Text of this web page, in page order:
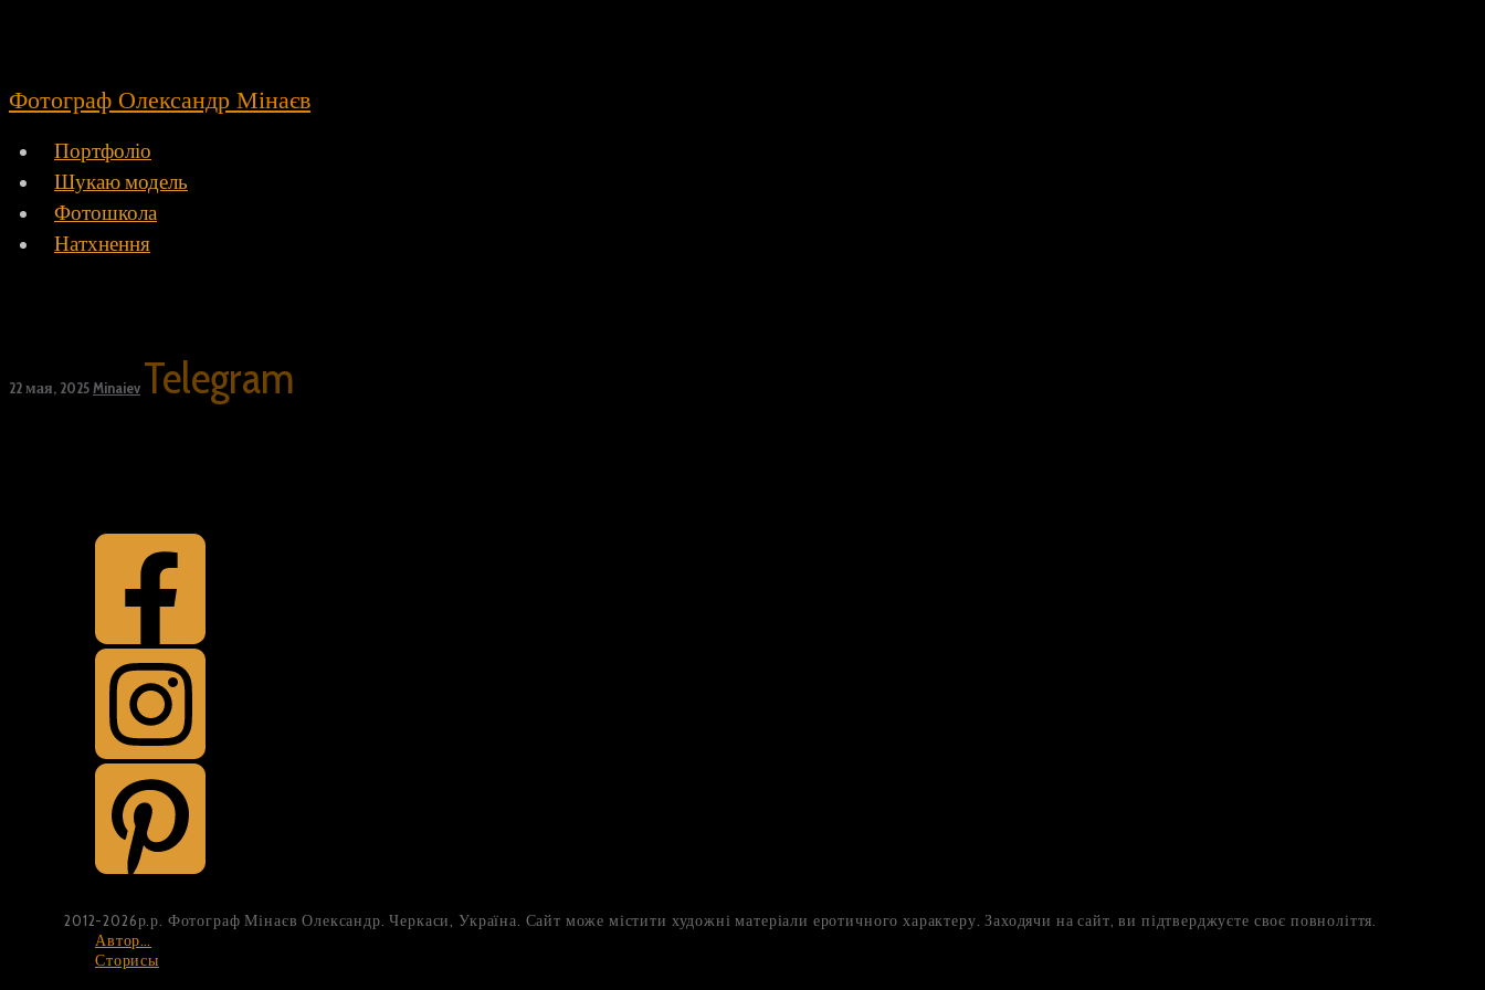
Фотограф Олександр Мінаєв
Портфоліо
Шукаю модель
Фотошкола
Натхнення
22 мая, 2025Minaiev Telegram
2012-2026р.р. Фотограф Мінаєв Олександр. Черкаси, Україна. Сайт може містити художні матеріали еротичного характеру. Заходячи на сайт, ви підтверджуєте своє повноліття.
Автор…
Сторисы